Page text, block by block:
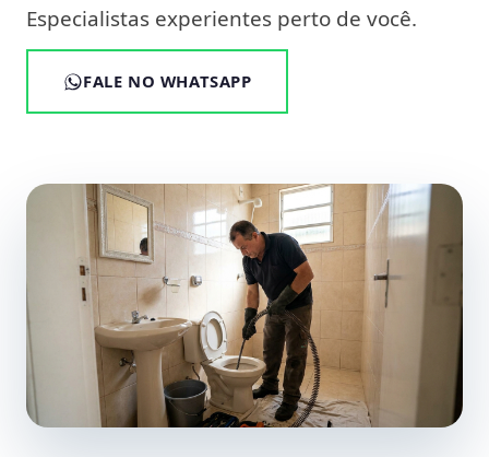
Especialistas experientes perto de você.
FALE NO WHATSAPP